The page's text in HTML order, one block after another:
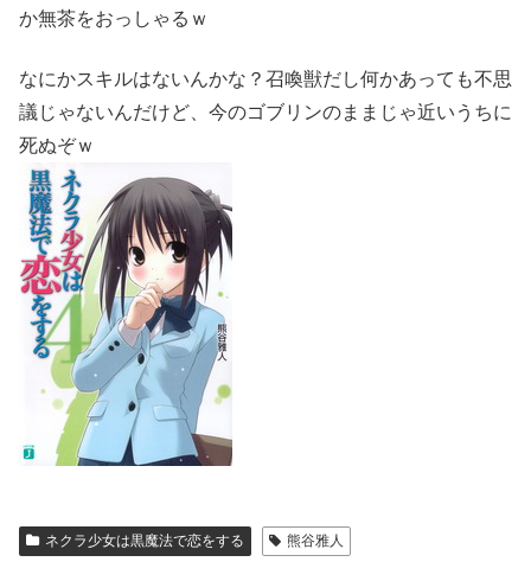
か無茶をおっしゃるｗ
なにかスキルはないんかな？召喚獣だし何かあっても不思
議じゃないんだけど、今のゴブリンのままじゃ近いうちに
死ぬぞｗ
ネクラ少女は黒魔法で恋をする 熊谷雅人